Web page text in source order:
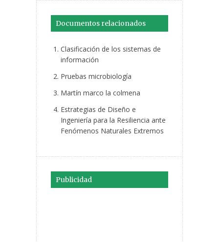
Documentos relacionados
Clasificación de los sistemas de
información
Pruebas microbiología
Martín marco la colmena
Estrategias de Diseño e
Ingeniería para la Resiliencia ante
Fenómenos Naturales Extremos
Publicidad